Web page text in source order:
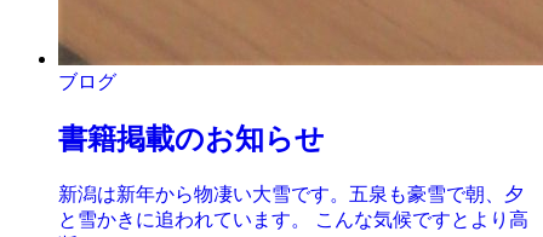
ブログ
書籍掲載のお知らせ
新潟は新年から物凄い大雪です。五泉も豪雪で朝、夕
と雪かきに追われています。 こんな気候ですとより高